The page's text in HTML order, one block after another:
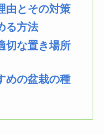
由とその対策
る方法
切な置き場所
めの盆栽の種